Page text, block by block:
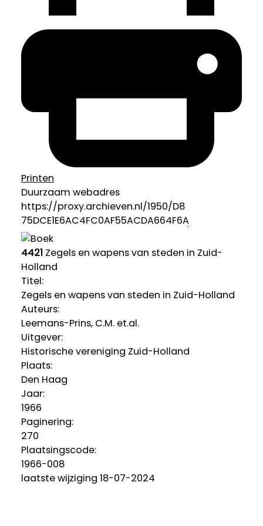
Printen
Duurzaam webadres
4421Zegels en wapens van steden in Zuid-
Holland
Titel:
Zegels en wapens van steden in Zuid-Holland
Auteurs:
Leemans-Prins, C.M. et.al.
Uitgever:
Historische vereniging Zuid-Holland
Plaats:
Den Haag
Jaar:
1966
Paginering:
270
Plaatsingscode:
1966-008
laatste wijziging 18-07-2024